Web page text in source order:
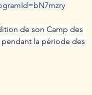
de son Camp des
la période des